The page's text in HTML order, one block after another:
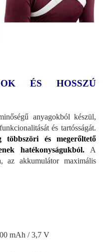
ÉS HOSSZÚ
anyagokból készül,
és tartósságát.
többszöri és megerőltető
hatékonyságukból. A
az akkumulátor maximális
mAh / 3,7 V